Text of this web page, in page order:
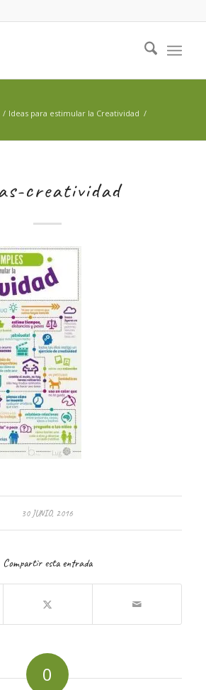
/ Ideas para estimular la Creatividad /
creatividad
30 JUNIO, 2016
Compartir esta entrada
0